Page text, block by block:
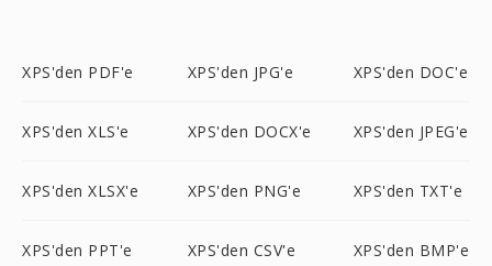
XPS'den PDF'e XPS'den JPG'e XPS'den DOC'e
XPS'den XLS'e XPS'den DOCX'e XPS'den JPEG'e
XPS'den XLSX'e XPS'den PNG'e XPS'den TXT'e
XPS'den PPT'e XPS'den CSV'e XPS'den BMP'e